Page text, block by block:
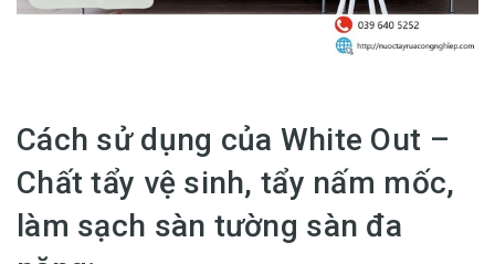
Cách sử dụng của White Out –
Chất tẩy vệ sinh, tẩy nấm mốc,
làm sạch sàn tường sàn đa